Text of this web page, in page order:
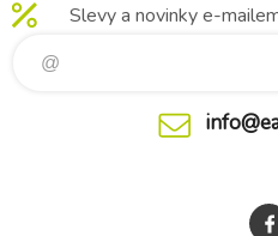
Slevy a novinky e-